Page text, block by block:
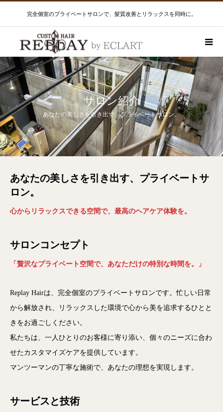
完全個室のプライベートサロンで、髪質改善とリラックスを同時に。
サロン紹介
あなたの美しさを引き出す、プライベートサロン。
あなたの美しさを引き出す、プライベートサ
ロン。
心からリラックスできる空間で、最高のヘアケア体験を。
サロンコンセプト
「贅沢なプライベート空間で、あなただけの特別な時間を。」
Replay Hairは、完全個室のプライベートサロンです。忙しい日常
から解放され、リラックスした環境で心から美を追求するひとと
きをお過ごしください。
私たちは、一人ひとりのお客様に寄り添い、個々のニーズに合わ
せたカスタマイズケアを提供しています。
マンツーマンの丁寧な施術で、あなたの理想を実現します。
サービスと技術